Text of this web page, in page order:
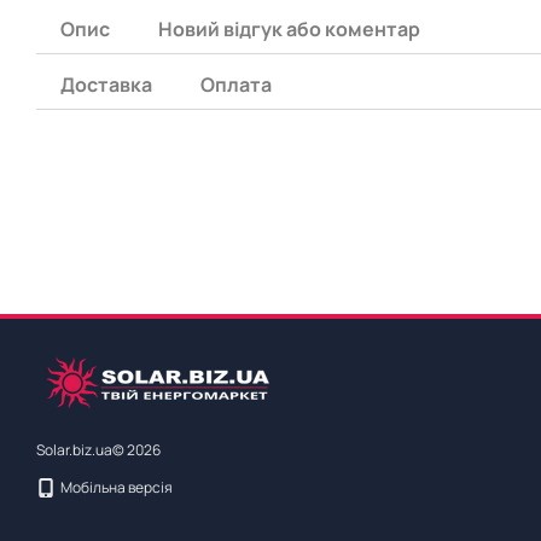
Опис Новий відгук або коментар
Доставка Оплата
Solar.biz.ua© 2026
Мобільна версія